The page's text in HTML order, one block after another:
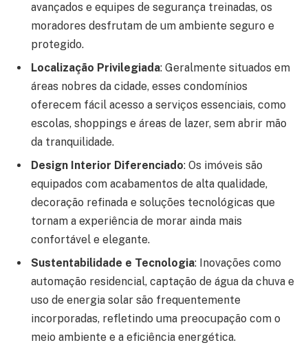
avançados e equipes de segurança treinadas, os
moradores desfrutam de um ambiente seguro e
protegido.
Localização Privilegiada: Geralmente situados em
áreas nobres da cidade, esses condomínios
oferecem fácil acesso a serviços essenciais, como
escolas, shoppings e áreas de lazer, sem abrir mão
da tranquilidade.
Design Interior Diferenciado: Os imóveis são
equipados com acabamentos de alta qualidade,
decoração refinada e soluções tecnológicas que
tornam a experiência de morar ainda mais
confortável e elegante.
Sustentabilidade e Tecnologia: Inovações como
automação residencial, captação de água da chuva e
uso de energia solar são frequentemente
incorporadas, refletindo uma preocupação com o
meio ambiente e a eficiência energética.